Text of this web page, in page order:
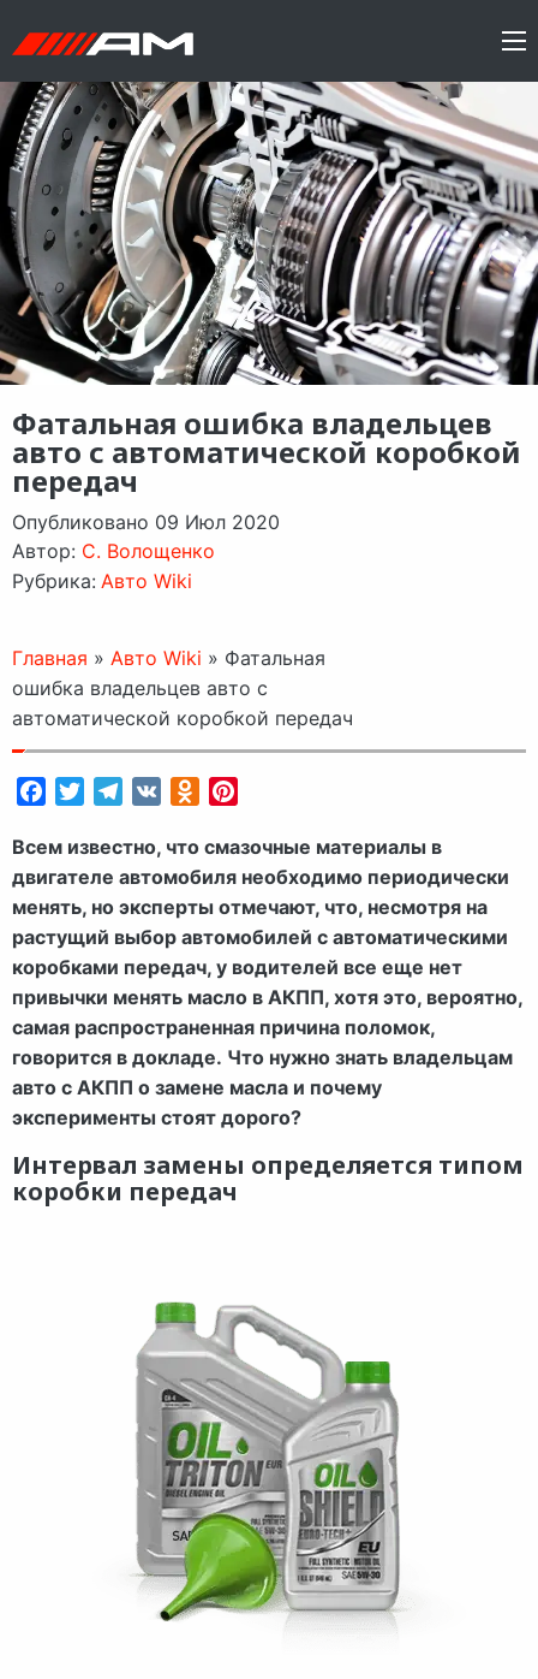
Фатальная ошибка владельцев
авто с автоматической коробкой
передач
Опубликовано 09 Июл 2020
Автор: C. Волощенко
Рубрика: Авто Wiki
Главная » Авто Wiki » Фатальная
ошибка владельцев авто с
автоматической коробкой передач
FacebookTwitterTelegram
VK Odnoklassniki
Всем известно, что смазочные материалы в
двигателе автомобиля необходимо периодически
менять, но эксперты отмечают, что, несмотря на
растущий выбор автомобилей с автоматическими
коробками передач, у водителей все еще нет
привычки менять масло в АКПП, хотя это, вероятно,
самая распространенная причина поломок,
говорится в докладе. Что нужно знать владельцам
авто с АКПП о замене масла и почему
эксперименты стоят дорого?
Интервал замены определяется типом
коробки передач